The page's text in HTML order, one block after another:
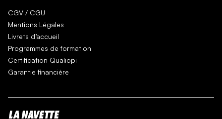
CGV / CGU
Mentions Légales
Livrets d’accueil
Programmes de formation
Certification Qualiopi
Garantie financière